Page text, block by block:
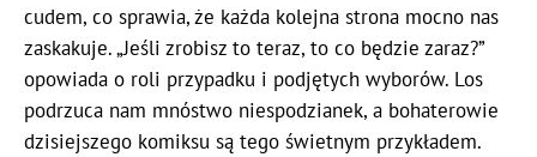
cudem, co sprawia, że każda kolejna strona mocno nas
zaskakuje. „Jeśli zrobisz to teraz, to co będzie zaraz?”
opowiada o roli przypadku i podjętych wyborów. Los
podrzuca nam mnóstwo niespodzianek, a bohaterowie
dzisiejszego komiksu są tego świetnym przykładem.